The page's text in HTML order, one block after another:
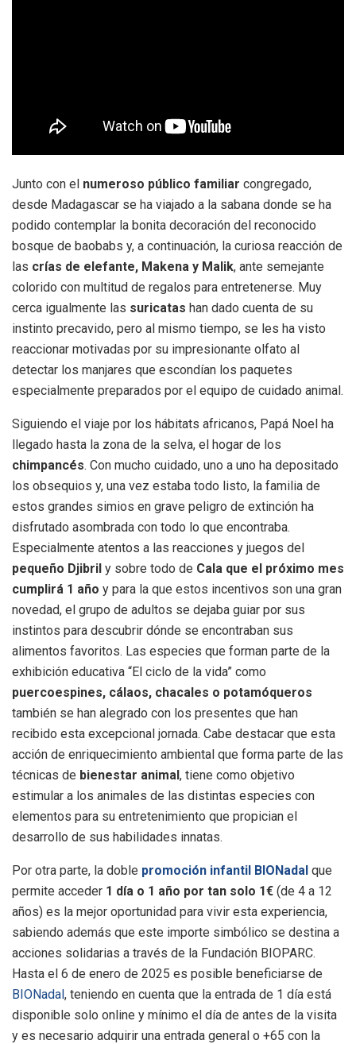
Junto con el numeroso público familiar congregado,
desde Madagascar se ha viajado a la sabana donde se ha
podido contemplar la bonita decoración del reconocido
bosque de baobabs y, a continuación, la curiosa reacción de
las crías de elefante, Makena y Malik, ante semejante
colorido con multitud de regalos para entretenerse. Muy
cerca igualmente las suricatas han dado cuenta de su
instinto precavido, pero al mismo tiempo, se les ha visto
reaccionar motivadas por su impresionante olfato al
detectar los manjares que escondían los paquetes
especialmente preparados por el equipo de cuidado animal.
Siguiendo el viaje por los hábitats africanos, Papá Noel ha
llegado hasta la zona de la selva, el hogar de los
chimpancés. Con mucho cuidado, uno a uno ha depositado
los obsequios y, una vez estaba todo listo, la familia de
estos grandes simios en grave peligro de extinción ha
disfrutado asombrada con todo lo que encontraba.
Especialmente atentos a las reacciones y juegos del
pequeño Djibril y sobre todo de Cala que el próximo mes
cumplirá 1 año y para la que estos incentivos son una gran
novedad, el grupo de adultos se dejaba guiar por sus
instintos para descubrir dónde se encontraban sus
alimentos favoritos. Las especies que forman parte de la
exhibición educativa “El ciclo de la vida” como
puercoespines, cálaos, chacales o potamóqueros
también se han alegrado con los presentes que han
recibido esta excepcional jornada. Cabe destacar que esta
acción de enriquecimiento ambiental que forma parte de las
técnicas de bienestar animal, tiene como objetivo
estimular a los animales de las distintas especies con
elementos para su entretenimiento que propician el
desarrollo de sus habilidades innatas.
Por otra parte, la doble promoción infantil BIONadal que
permite acceder 1 día o 1 año por tan solo 1€ (de 4 a 12
años) es la mejor oportunidad para vivir esta experiencia,
sabiendo además que este importe simbólico se destina a
acciones solidarias a través de la Fundación BIOPARC.
Hasta el 6 de enero de 2025 es posible beneficiarse de
BIONadal, teniendo en cuenta que la entrada de 1 día está
disponible solo online y mínimo el día de antes de la visita
y es necesario adquirir una entrada general o +65 con la